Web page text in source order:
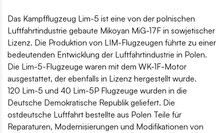
Das Kampfflugzeug Lim-5 ist eine von der polnischen
Luftfahrtindustrie gebaute Mikoyan MiG-17F in sowjetischer
Lizenz. Die Produktion von LIM-Flugzeugen führte zu einer
bedeutenden Entwicklung der Luftfahrtindustrie in Polen.
Die Lim-5-Flugzeuge waren mit dem WK-1F-Motor
ausgestattet, der ebenfalls in Lizenz hergestellt wurde.
120 Lim-5 und 40 Lim-5P Flugzeuge wurden in die
Deutsche Demokratische Republik geliefert. Die
ostdeutsche Luftfahrt bestellte aus Polen Teile für
Reparaturen, Modernisierungen und Modifikationen von